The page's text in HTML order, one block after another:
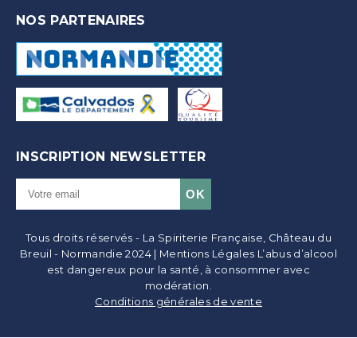
NOS PARTENAIRES
INSCRIPTION NEWSLETTER
Tous droits réservés - La Spiriterie Française, Château du
Breuil - Normandie 2024 | Mentions Légales L’abus d’alcool
est dangereux pour la santé, à consommer avec
modération.
Conditions générales de vente